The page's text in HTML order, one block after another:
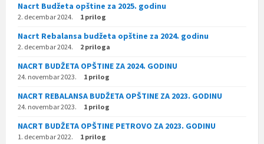
Nacrt Budžeta opštine za 2025. godinu
2. decembar 2024. 1 prilog
Nacrt Rebalansa budžeta opštine za 2024. godinu
2. decembar 2024. 2 priloga
NACRT BUDŽETA OPŠTINE ZA 2024. GODINU
24. novembar 2023. 1 prilog
NACRT REBALANSA BUDŽETA OPŠTINE ZA 2023. GODINU
24. novembar 2023. 1 prilog
NACRT BUDŽETA OPŠTINE PETROVO ZA 2023. GODINU
1. decembar 2022. 1 prilog